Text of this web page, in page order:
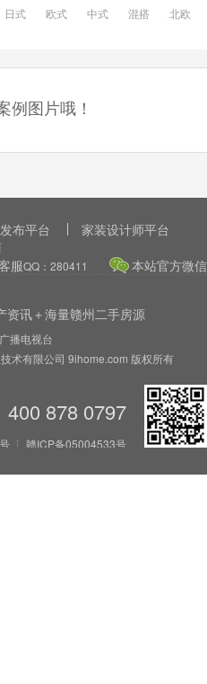
日式 欧式 中式 混搭 北欧
例图片哦！
布平台
家装设计师平台
服QQ：280411 本站官方微信
资讯＋海量赣州二手房源
播电视台
术有限公司 9ihome.com 版权所有
400 878 0797
┆ 赣ICP备05004533号